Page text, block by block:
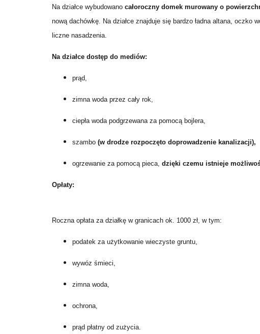
Na działce wybudowano całoroczny domek murowany o
nową dachówkę. Na działce znajduje się bardzo ładna altana, oczko
liczne nasadzenia.
Na działce dostęp do mediów:
prąd,
zimna woda przez cały rok,
ciepła woda podgrzewana za pomocą bojlera,
szambo (w drodze rozpoczęto doprowadzenie kanalizacji),
ogrzewanie za pomocą pieca, dzięki czemu istnieje
Opłaty:
Roczna opłata za działkę w granicach ok. 1000 zł, w tym:
podatek za użytkowanie wieczyste gruntu,
wywóz śmieci,
zimna woda,
ochrona,
prąd płatny od zużycia.